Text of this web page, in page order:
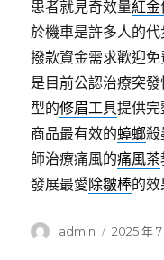
患者就見奇效量紅
於機車是許多人的
撥款資金需求歡迎
是目前公認治療突
型的修眉工具提供完
商品最有效的蟑螂殺
師治療痛風的痛風茶
發展最愛除皺棒的
作
admin
發
2025 年